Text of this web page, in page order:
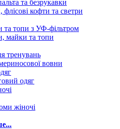
та безрукавки
флісові кофти та светри
та топи з УФ-фільтром
майки та топи
тренувань
вовни
одяг
жіночі